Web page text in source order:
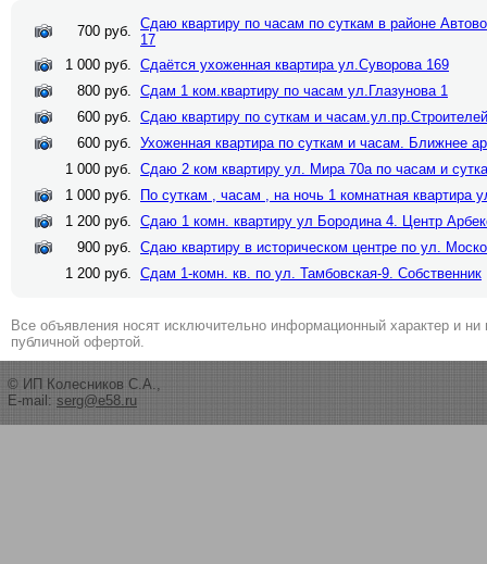
700 руб. Сдаю квартиру по часам по суткам в районе
17
1 000 руб. Сдаётся ухоженная квартира ул.Суворова 169
800 руб. Сдам 1 ком.квартиру по часам ул.Глазунова 1
600 руб. Сдаю квартиру по суткам и
600 руб. Ухоженная квартира по суткам и часам. Ближнее
1 000 руб. Сдаю 2 ком квартиру ул. Мира 70а по часам и
1 000 руб.
По суткам , часам , на ночь 1 комнатная квартира
1 200 руб. Сдаю 1 комн. квартиру ул Бородина 4. Центр
900 руб. Сдаю квартиру в историческом центре по ул.
1 200 руб. Сдам 1-комн. кв. по ул. Тамбовская-9. Собственник
Все объявления носят исключительно информационный характер и ни
публичной офертой.
© ИП Колесников С.А.,
E-mail: serg@e58.ru